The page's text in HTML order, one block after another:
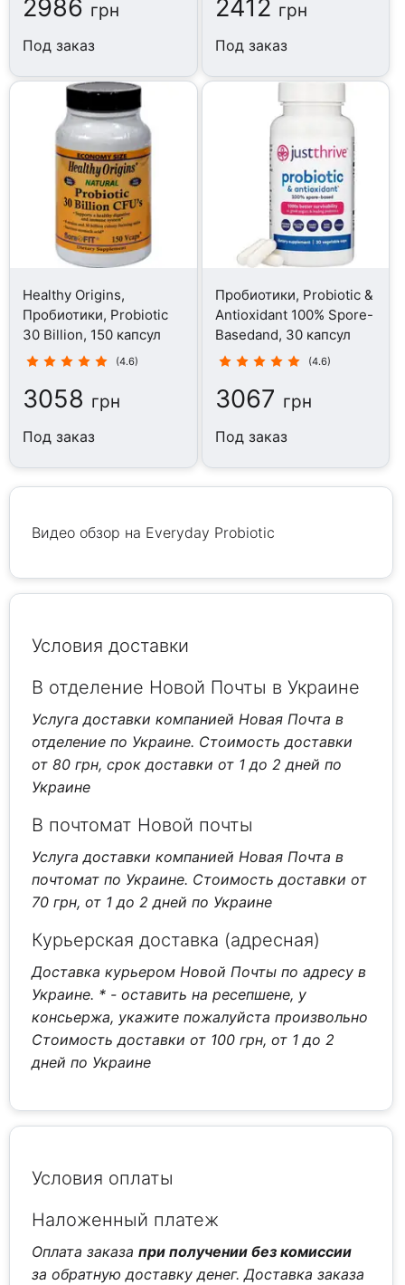
2986 грн
Под заказ
2412 грн
Под заказ
Healthy Origins,
Пробиотики, Probiotic
30 Billion, 150 капсул
(4.6)
3058 грн
Под заказ
Пробиотики, Probiotic &
Antioxidant 100% Spore-
Basedand, 30 капсул
(4.6)
3067 грн
Под заказ
Видео обзор на Everyday Probiotic
Условия доставки
В отделение Новой Почты в Украине
Услуга доставки компанией Новая Почта в
отделение по Украине. Стоимость доставки
от 80 грн, срок доставки от 1 до 2 дней по
Украине
В почтомат Новой почты
Услуга доставки компанией Новая Почта в
почтомат по Украине. Стоимость доставки от
70 грн, от 1 до 2 дней по Украине
Курьерская доставка (адресная)
Доставка курьером Новой Почты по адресу в
Украине. * - оставить на ресепшене, у
консьержа, укажите пожалуйста произвольно
Стоимость доставки от 100 грн, от 1 до 2
дней по Украине
Условия оплаты
Наложенный платеж
Оплата заказапри получении без комиссии
за обратную доставку денег. Доставка заказа